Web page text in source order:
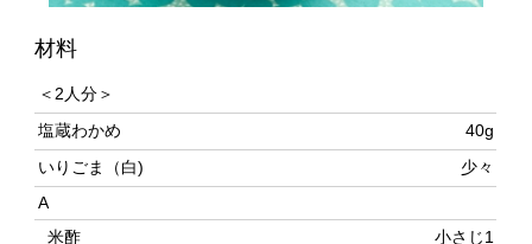
塩蔵わかめ
いりごま（白)
A
米酢 小さじ1
塩 小さじ1/3
しょうゆ 小さじ1